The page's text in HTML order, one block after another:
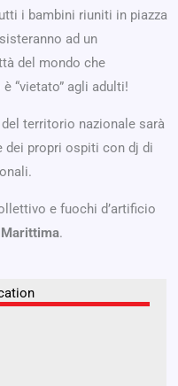
i bambini riuniti in piazza
ad un
del mondo che
“vietato” agli adulti!
territorio nazionale sarà
dei propri ospiti con dj di
e fuochi d’artificio
Marittima.